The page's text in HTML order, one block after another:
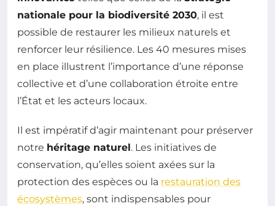
nationale pour la biodiversité 2030, il est
possible de restaurer les milieux naturels et
renforcer leur résilience. Les 40 mesures mises
en place illustrent l’importance d’une réponse
collective et d’une collaboration étroite entre
l’État et les acteurs locaux.
Il est impératif d’agir maintenant pour préserver
notre héritage naturel. Les initiatives de
conservation, qu’elles soient axées sur la
protection des espèces ou la restauration des
écosystèmes, sont indispensables pour